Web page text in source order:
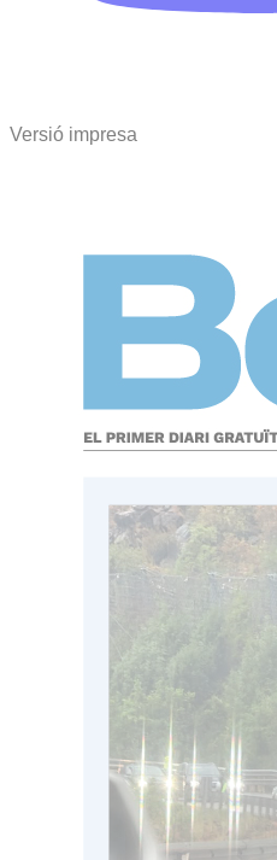
Versió impresa